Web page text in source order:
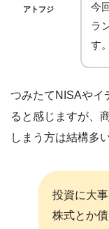
アトフジ
今
ラ
す。
つみたてNISAやイ
ると感じますが、
しまう方は結構多
投資に大
株式とか